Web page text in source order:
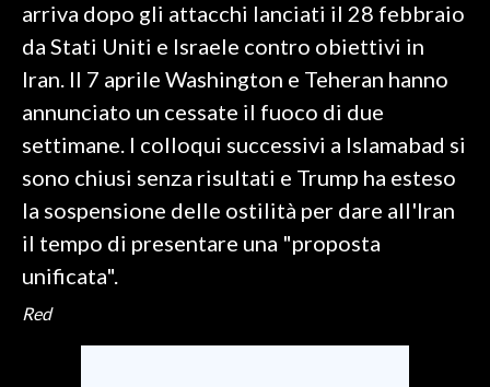
arriva dopo gli attacchi lanciati il 28 febbraio
da Stati Uniti e Israele contro obiettivi in
Iran. Il 7 aprile Washington e Teheran hanno
annunciato un cessate il fuoco di due
settimane. I colloqui successivi a Islamabad si
sono chiusi senza risultati e Trump ha esteso
la sospensione delle ostilità per dare all'Iran
il tempo di presentare una "proposta
unificata".
Red